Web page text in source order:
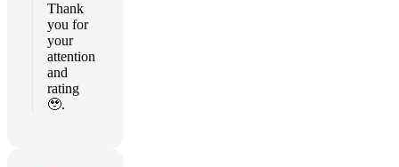
Thank
you for
your
attention
and
rating
🥹.